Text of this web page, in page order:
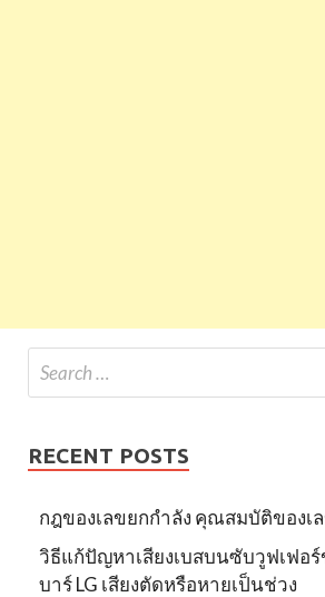
RECENT POSTS
กฎของเลขยกกำลัง คุณสมบัติของเ
วิธีแก้ปัญหาเสียงเบสบนซับวูฟเฟอ
บาร์ LG เสียงตัดหรือหายเป็นช่วง